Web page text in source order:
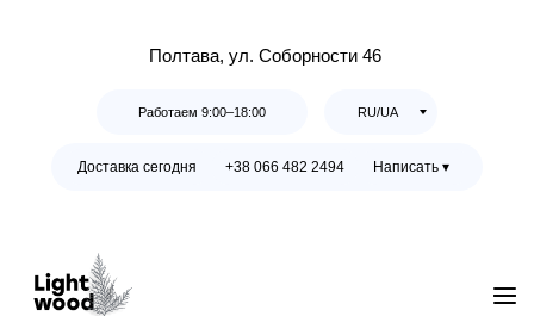
Полтава, ул. Соборности 46
RU/UA
Работаем 9:00–18:00
Доставка сегодня +38 066 482 2494 Написать ▾